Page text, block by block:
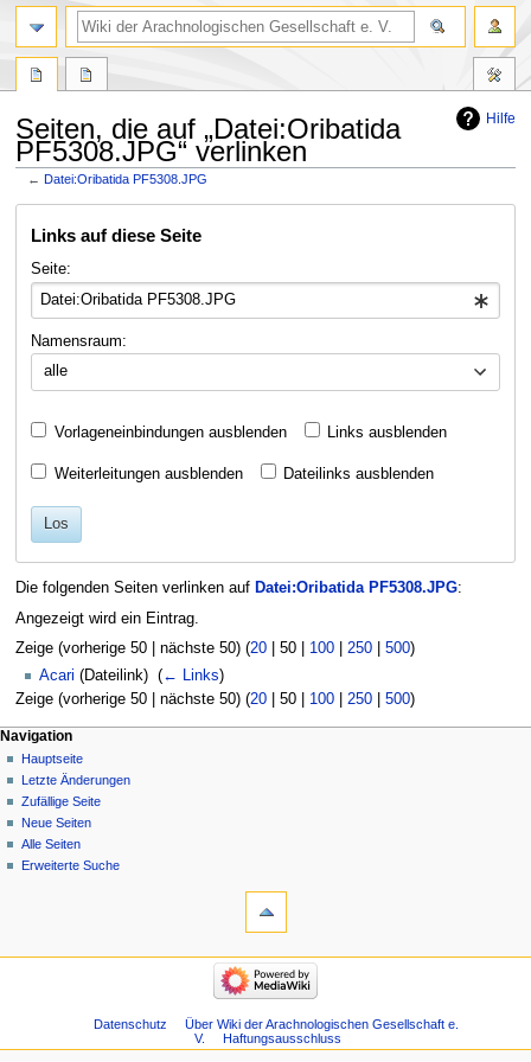
Hilfe
Seiten, die auf „Datei:Oribatida
PF5308.JPG“ verlinken
←Datei:Oribatida PF5308.JPG
Navigation
Suche
Links auf diese Seite
Seite:
Namensraum:
alle
Vorlageneinbindungen ausblenden Links ausblenden
Weiterleitungen ausblenden Dateilinks ausblenden
Los
Die folgenden Seiten verlinken auf Datei:Oribatida PF5308.JPG:
Angezeigt wird ein Eintrag.
Zeige (vorherige 50| nächste 50) (20| 50| 100| 250| 500)
Acari (Dateilink) ‎ (← Links)
Zeige (vorherige 50| nächste 50) (20| 50| 100| 250| 500)
Navigation
Hauptseite
Letzte Änderungen
Zufällige Seite
Neue Seiten
Alle Seiten
Erweiterte Suche
Datenschutz
Über Wiki der Arachnologischen Gesellschaft e.
V.
Haftungsausschluss